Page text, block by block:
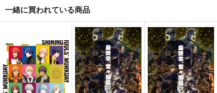
夜野珈琲
550円（税込）
ドント・ストップ・ア
イドル
燃えよドラゴン
629円（税込）
黒崎蘭丸×寿嶺二
これからのボク達
ゆめのおかしや。
787円（税込）
寿嶺二×美風藍
一緒に買われている商品